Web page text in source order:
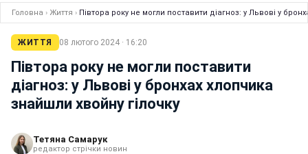
Головна › Життя › Півтора року не могли поставити діагноз: у Львові у
ЖИТТЯ 08 лютого 2024 · 16:20
Півтора року не могли поставити
діагноз: у Львові у бронхах хлопчика
знайшли хвойну гілочку
Тетяна Самарук
редактор стрічки новин